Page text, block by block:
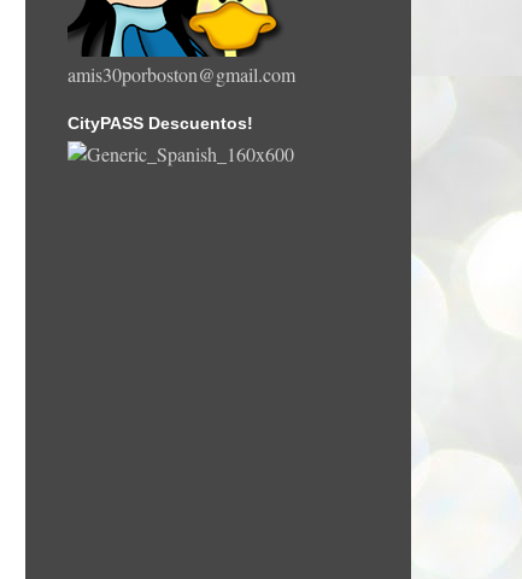
amis30porboston@gmail.com
CityPASS Descuentos!